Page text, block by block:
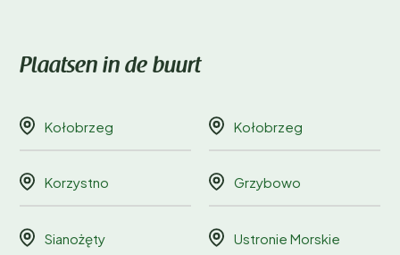
Plaatsen in de buurt
Kołobrzeg Kołobrzeg
Korzystno Grzybowo
Sianożęty Ustronie Morskie